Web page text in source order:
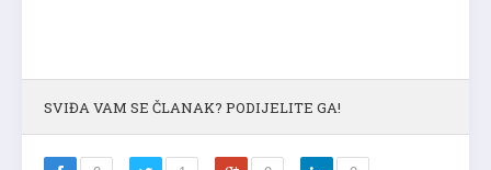
SVIĐA VAM SE ČLANAK? PODIJELITE GA!